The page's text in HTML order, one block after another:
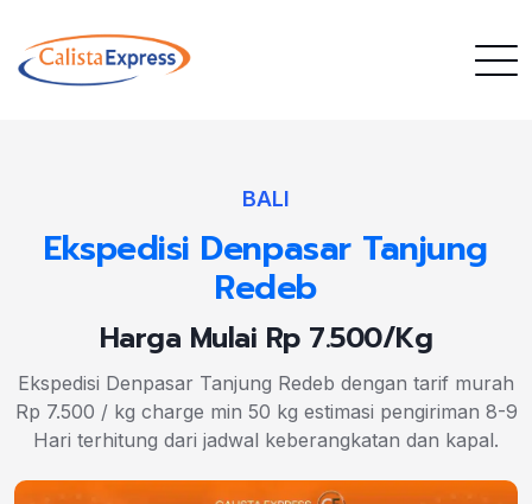
BALI
Ekspedisi Denpasar Tanjung
Redeb
Harga Mulai Rp 7.500/Kg
Ekspedisi Denpasar Tanjung Redeb dengan tarif murah
Rp 7.500 / kg charge min 50 kg estimasi pengiriman 8-9
Hari terhitung dari jadwal keberangkatan dan kapal.